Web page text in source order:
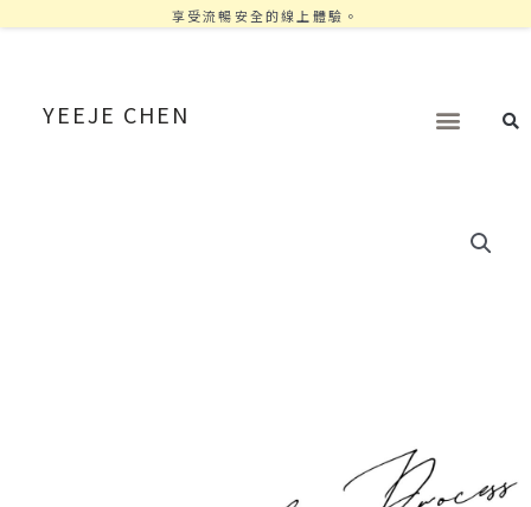
享受流暢安全的線上體驗。
YEEJE CHEN